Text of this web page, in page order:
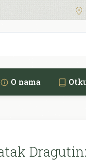
O nama
Dragutin: